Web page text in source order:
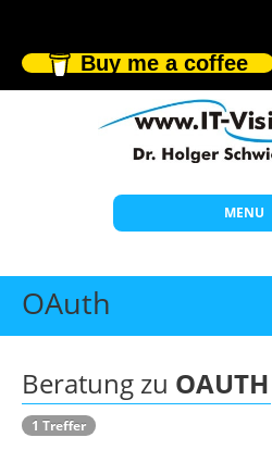
Buy me a coffee
MENU
Start
Individuelle Schulungen
OAuth
Beratung zu OAUTH
1 Treffer